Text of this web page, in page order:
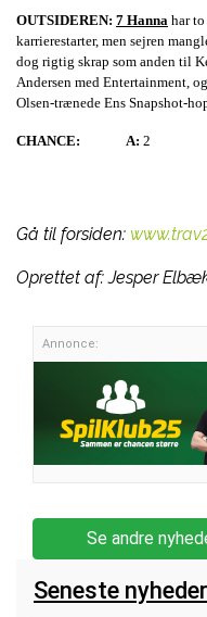
OUTSIDEREN: 7 Hanna har
karrierestarter, men sejren
dog rigtig skrap som anden til
Andersen med Entertainment,
Olsen-trænede Ens Snapshot-
CHANCE: A: 2
Gå til forsiden:
Oprettet af:Jesper
Annonce:
Se andre
Seneste nyheder